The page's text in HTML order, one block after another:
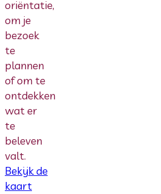
oriëntatie,
om je
bezoek
te
plannen
of om te
ontdekken
wat er
te
beleven
valt.
Bekijk de
kaart